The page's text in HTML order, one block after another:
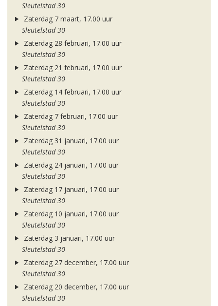
Sleutelstad 30
Zaterdag 7 maart, 17.00 uur
Sleutelstad 30
Zaterdag 28 februari, 17.00 uur
Sleutelstad 30
Zaterdag 21 februari, 17.00 uur
Sleutelstad 30
Zaterdag 14 februari, 17.00 uur
Sleutelstad 30
Zaterdag 7 februari, 17.00 uur
Sleutelstad 30
Zaterdag 31 januari, 17.00 uur
Sleutelstad 30
Zaterdag 24 januari, 17.00 uur
Sleutelstad 30
Zaterdag 17 januari, 17.00 uur
Sleutelstad 30
Zaterdag 10 januari, 17.00 uur
Sleutelstad 30
Zaterdag 3 januari, 17.00 uur
Sleutelstad 30
Zaterdag 27 december, 17.00 uur
Sleutelstad 30
Zaterdag 20 december, 17.00 uur
Sleutelstad 30